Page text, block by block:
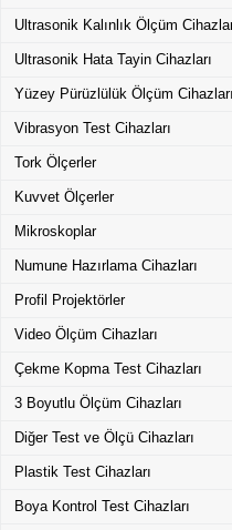
Ultrasonik Kalınlık Ölçüm
Ultrasonik Hata Tayin Cihazları
Yüzey Pürüzlülük Ölçüm Cihazları
Vibrasyon Test Cihazları
Tork Ölçerler
Kuvvet Ölçerler
Mikroskoplar
Numune Hazırlama Cihazları
Profil Projektörler
Video Ölçüm Cihazları
Çekme Kopma Test Cihazları
3 Boyutlu Ölçüm Cihazları
Diğer Test ve Ölçü Cihazları
Plastik Test Cihazları
Boya Kontrol Test Cihazları